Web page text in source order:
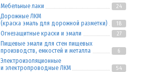
Мебельные лаки 24
Дорожные ЛКМ
(краска эмаль для дорожной разметки)
18
Огнезащитные краски и эмали 27
Пищевые эмали для стен пищевых
производств, емкостей и металла
6
Электроизоляционные
и электропроводные ЛКМ
54